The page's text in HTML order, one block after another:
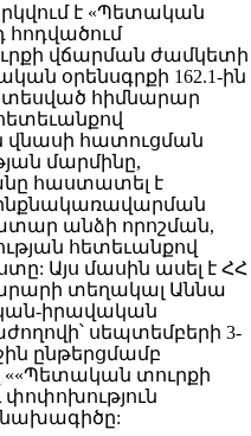
է «Պետական
հոդվածում
վճարման ժամկետի
օրենսգրքի 162.1-ին
հիմնարար
վնասի հատուցման
մարմինը,
հաստատել է
անձի որոշման,
հետեւանքով
Այս մասին ասել է ՀՀ
տեղակալ Աննա
իրավական
սեպտեմբերի 3-
ընթերցմամբ
««Պետական տուրքի
փոփոխություն
նախագիծը: